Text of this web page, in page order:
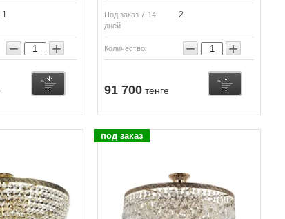
1
− +
Под заказ 7-14
дней
2
Количество: − +
91 700 тенге
под заказ